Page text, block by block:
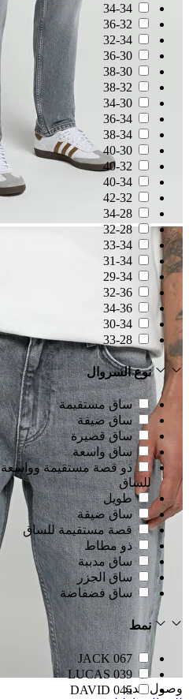
34-34
36-32
32-34
36-30
38-30
38-32
34-30
36-34
38-34
40-30
40-32
40-34
42-32
34-28
32-28
33-34
31-34
29-34
32-36
34-36
30-34
33-28
نوع السروال
ساق مستقيمة
ساق ضيقة
ساق قصيرة
ساق واسعة
ذو قصة مستقيمة وواسعة
للساق
طويل
ساق ضيقة
قصة مستقيمة للساق
ذو مطاط
ساق مدببة
ساق الجزر
ساق فضفاضة
نمط
067 JACK
039 LUCAS
045 DAVIDوصول جديد